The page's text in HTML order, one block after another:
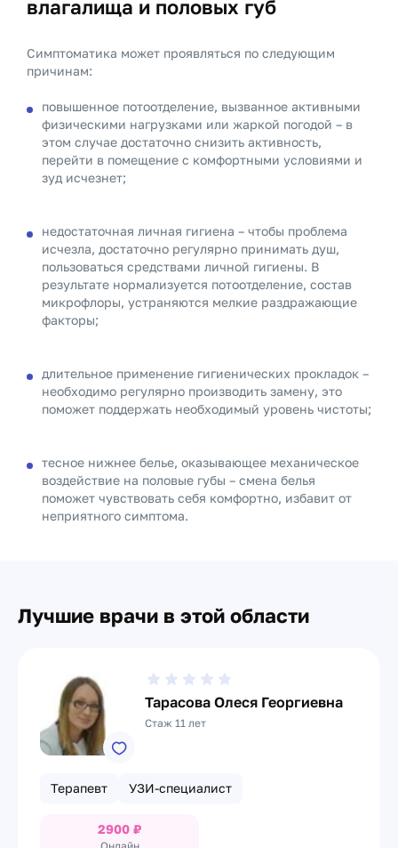
влагалища и половых губ
Симптоматика может проявляться по следующим
причинам:
повышенное потоотделение, вызванное активными
физическими нагрузками или жаркой погодой – в
этом случае достаточно снизить активность,
перейти в помещение с комфортными условиями и
зуд исчезнет;
недостаточная личная гигиена – чтобы проблема
исчезла, достаточно регулярно принимать душ,
пользоваться средствами личной гигиены. В
результате нормализуется потоотделение, состав
микрофлоры, устраняются мелкие раздражающие
факторы;
длительное применение гигиенических прокладок –
необходимо регулярно производить замену, это
поможет поддержать необходимый уровень чистоты;
тесное нижнее белье, оказывающее механическое
воздействие на половые губы – смена белья
поможет чувствовать себя комфортно, избавит от
неприятного симптома.
Лучшие врачи в этой области
Тарасова Олеся Георгиевна
Стаж 11 лет
Терапевт УЗИ-специалист
2900 ₽